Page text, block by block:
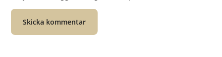
Skicka kommentar